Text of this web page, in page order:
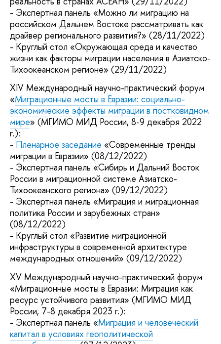
- Экспертная панель «Можно ли миграцию на
российском Дальнем Востоке рассматривать как
драйвер регионального развития?» (28/11/2022)
- Круглый стол «Окружающая среда и качество
жизни как факторы миграции населения в Азиатско-
Тихоокеанском регионе» (29/11/2022)
XIV Международный научно-практический форум
«Миграционные мосты в Евразии: социально-
экономические эффекты миграции в постковидном
мире» (МГИМО МИД России, 8-9 декабря 2022
г.):
- Пленарное заседание «Современные тренды
миграции в Евразии» (08/12/2022)
- Экспертная панель «Сибирь и Дальний Восток
России в миграционной системе Азиатско-
Тихоокеанского региона» (09/12/2022)
- Экспертная панель «Миграция и миграционная
политика России и зарубежных стран»
(08/12/2022)
- Круглый стол «Развитие миграционной
инфраструктуры в современной архитектуре
международных отношений» (09/12/2022)
XV Международный научно-практический форум
«Миграционные мосты в Евразии: Миграция как
ресурс устойчивого развития» (МГИМО МИД
России, 7-8 декабря 2023 г.):
- Экспертная панель «Миграция и человеческий
капитал в условиях геополитической